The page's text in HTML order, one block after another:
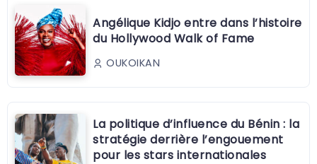
Angélique Kidjo entre dans l’histoire
du Hollywood Walk of Fame
OUKOIKAN
La politique d’influence du Bénin : la
stratégie derrière l’engouement
pour les stars internationales